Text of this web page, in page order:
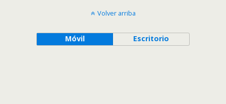
Volver arriba
Móvil Escritorio